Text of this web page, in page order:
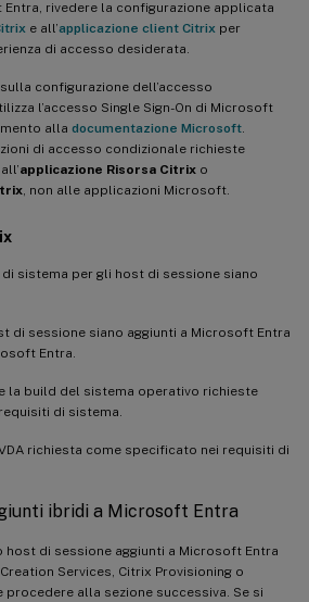
rivedere la configurazione applicata
e all’applicazione client Citrix per
di accesso desiderata.
configurazione dell’accesso
l’accesso Single Sign-On di Microsoft
alla documentazione Microsoft.
di accesso condizionale richieste
applicazione Risorsa Citrix o
, non alle applicazioni Microsoft.
sistema per gli host di sessione siano
di sessione siano aggiunti a Microsoft Entra
Entra.
la build del sistema operativo richieste
di sistema.
richiesta come specificato nei requisiti di
ibridi a Microsoft Entra
host di sessione aggiunti a Microsoft Entra
Services, Citrix Provisioning o
alla sezione successiva. Se si